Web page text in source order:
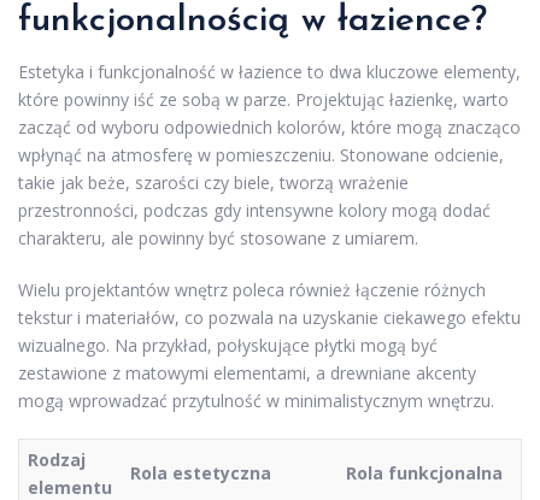
funkcjonalnością w łazience?
Estetyka i funkcjonalność w łazience to dwa kluczowe elementy,
które powinny iść ze sobą w parze. Projektując łazienkę, warto
zacząć od wyboru odpowiednich kolorów, które mogą znacząco
wpłynąć na atmosferę w pomieszczeniu. Stonowane odcienie,
takie jak beże, szarości czy biele, tworzą wrażenie
przestronności, podczas gdy intensywne kolory mogą dodać
charakteru, ale powinny być stosowane z umiarem.
Wielu projektantów wnętrz poleca również łączenie różnych
tekstur i materiałów, co pozwala na uzyskanie ciekawego efektu
wizualnego. Na przykład, połyskujące płytki mogą być
zestawione z matowymi elementami, a drewniane akcenty
mogą wprowadzać przytulność w minimalistycznym wnętrzu.
Rodzaj
elementu
Rola estetyczna Rola funkcjonalna